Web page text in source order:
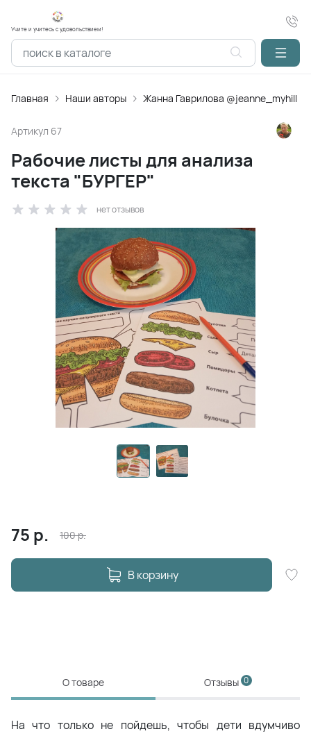
Учите и учитесь с удовольствием!
Главная Наши авторы Жанна Гаврилова @jeanne_myhill
Артикул 67
Рабочие листы для анализа
текста "БУРГЕР"
нет отзывов
75 р. 100р.
В корзину
О товаре Отзывы 0
На что только не пойдешь, чтобы дети вдумчиво